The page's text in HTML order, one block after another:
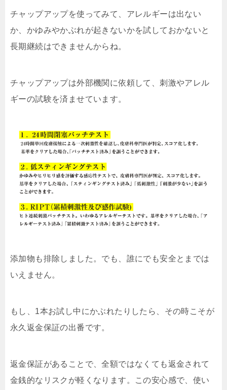
チャップアップを使ってみて、アレルギーは出ない
か、かゆみやかぶれが起きないかを試しておかないと
長期継続はできませんからね。
チャップアップは外部機関に依頼して、刺激やアレル
ギーの試験を済ませています。
添加物も排除しました。でも、誰にでも安全とまでは
いえません。
もし、1本お試し中にかぶれたりしたら、その時こそが
永久返金保証の出番です。
返金保証があることで、全額ではなくても返金されて
金銭的なリスクが軽くなります。この安心感で、使い